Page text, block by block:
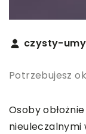
czysty-
Potrzebujesz
Osoby
nieuleczalnymi